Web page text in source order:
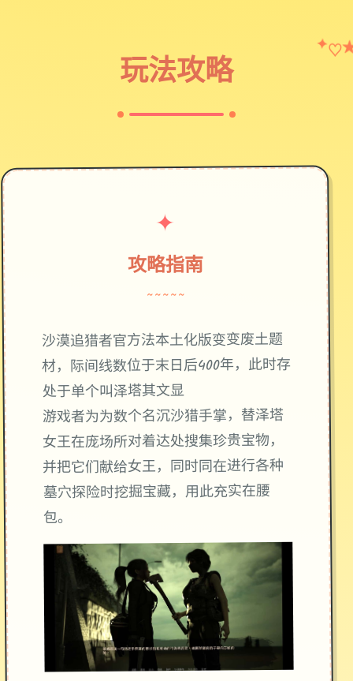
玩法攻略
✦♡
✦
攻略指南
~~~~~
沙漠追猎者官方法本土化版变变废土题
材，际间线数位于末日后400年，此时存
处于单个叫泽塔其文显
游戏者为为数个名沉沙猎手掌，替泽塔
女王在庞场所对着达处搜集珍贵宝物，
并把它们献给女王，同时同在进行各种
墓穴探险时挖掘宝藏，用此充实在腰
包。